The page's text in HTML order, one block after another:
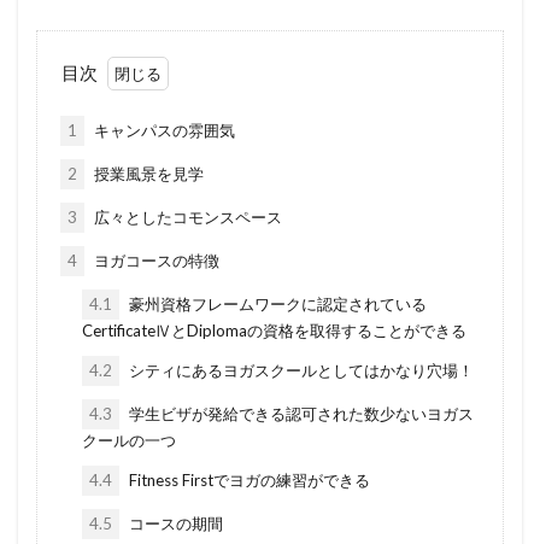
目次
1 キャンパスの雰囲気
2 授業風景を見学
3 広々としたコモンスペース
4 ヨガコースの特徴
4.1
豪州資格フレームワークに認定されている
CertificateⅣとDiplomaの資格を取得することができる
4.2 シティにあるヨガスクールとしてはかなり穴場！
4.3
学生ビザが発給できる認可された数少ないヨガス
クールの一つ
4.4 Fitness Firstでヨガの練習ができる
4.5 コースの期間